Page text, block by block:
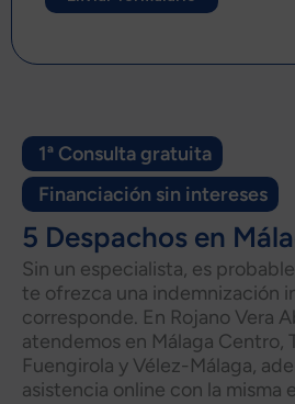
1ª Consulta gratuita
Financiación sin intereses
5 Despachos en
Sin un especialista, es
te ofrezca una indemnización
corresponde. En Rojano Vera
atendemos en Málaga Centro,
Fuengirola y Vélez-Málaga,
asistencia online con la misma